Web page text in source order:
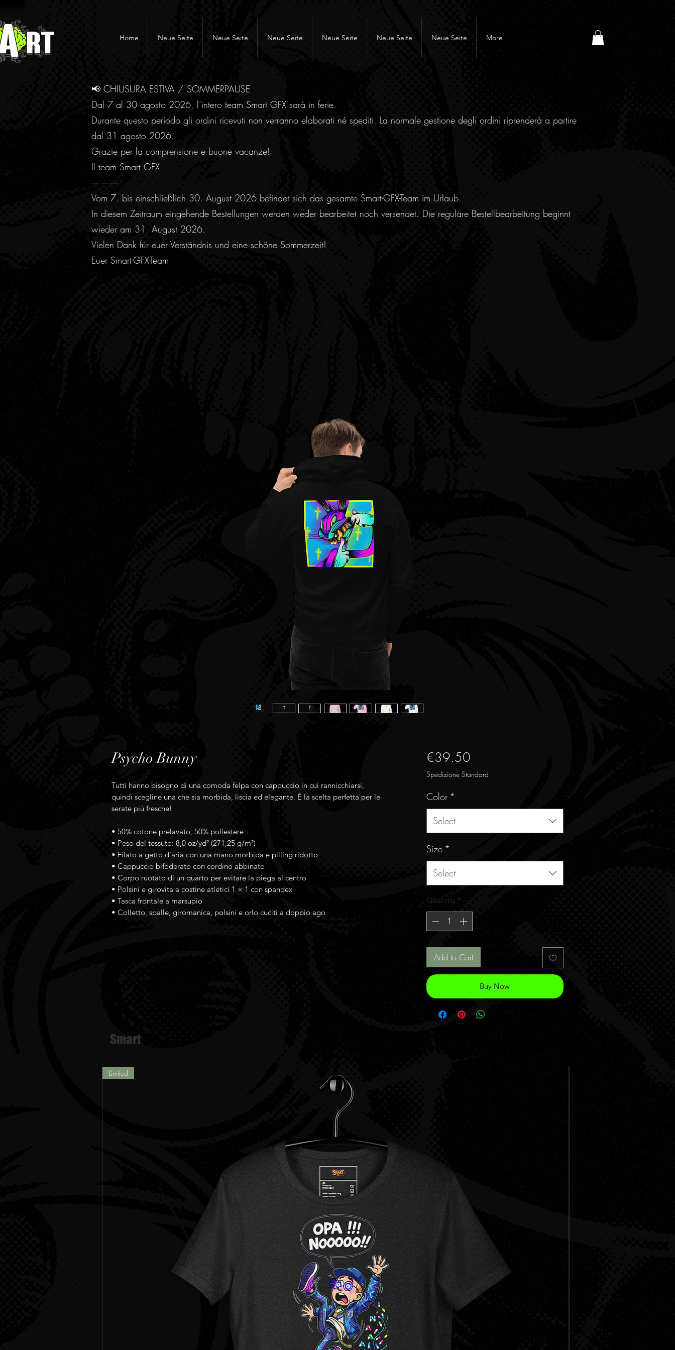
Home Neue Seite Neue Seite Neue Seite Neue Seite Neue Seite Neue Seite More
📢 CHIUSURA ESTIVA / SOMMERPAUSE
Dal 7 al 30 agosto 2026, l’intero team Smart GFX sarà in ferie.
Durante questo periodo gli ordini ricevuti non verranno elaborati né spediti. La normale gestione degli ordini riprenderà a partire
dal 31 agosto 2026.
Grazie per la comprensione e buone vacanze!
Il team Smart GFX
———
Vom 7. bis einschließlich 30. August 2026 befindet sich das gesamte Smart-GFX-Team im Urlaub.
In diesem Zeitraum eingehende Bestellungen werden weder bearbeitet noch versendet. Die reguläre Bestellbearbeitung beginnt
wieder am 31. August 2026.
Vielen Dank für euer Verständnis und eine schöne Sommerzeit!
Euer Smart-GFX-Team
Psycho Bunny
Tutti hanno bisogno di una comoda felpa con cappuccio in cui rannicchiarsi,
quindi scegline una che sia morbida, liscia ed elegante. È la scelta perfetta per le
serate più fresche!
• 50% cotone prelavato, 50% poliestere
• Peso del tessuto: 8,0 oz/yd² (271,25 g/m²)
• Filato a getto d'aria con una mano morbida e pilling ridotto
• Cappuccio bifoderato con cordino abbinato
• Corpo ruotato di un quarto per evitare la piega al centro
• Polsini e girovita a costine atletici 1 × 1 con spandex
• Tasca frontale a marsupio
• Colletto, spalle, giromanica, polsini e orlo cuciti a doppio ago
€39.50Price
Spedizione Standard
Color *
Select
Size *
Select
Quantity *
Add to Cart
Buy Now
Smart
Limited